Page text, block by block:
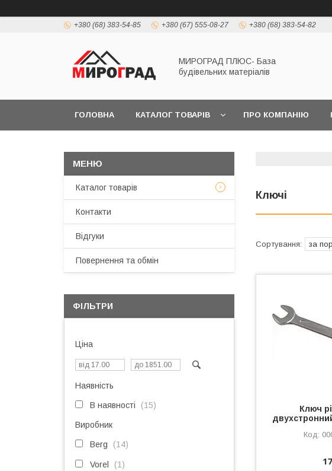
+380 (68) 383-54-85 +380 (67) 555-08-27 +380 (68) 383-54-82
МИРОГРАД ПЛЮС- База
будівельних матеріалів
ГОЛОВНА КАТАЛОГ ТОВАРІВ ПРО КОМПАНІЮ
Ключі
Ключ
Каталог товарів
Контакти
Відгуки
Повернення та обмін
ФІЛЬТРИ
Ціна
Наявність
В наявності 15
Виробник
Berg 14
Vorel 1